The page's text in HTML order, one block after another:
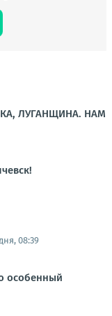
ЛУГАНЩИНА. НАМ
08:39
особенный